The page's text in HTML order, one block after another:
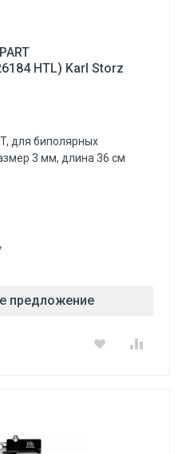
HTL) Karl Storz
для биполярных
3 мм, длина 36 см
предложение